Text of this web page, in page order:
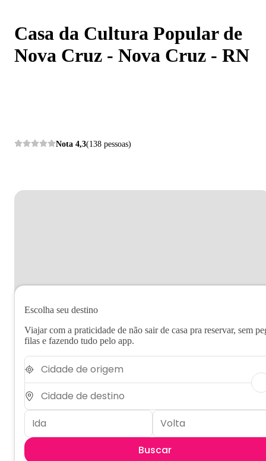
Casa da Cultura Popular de
Nova Cruz - Nova Cruz - RN
Nota 4,3(138 pessoas)
Escolha seu destino
Viajar com a praticidade de não sair de casa pra reservar, sem
filas e fazendo tudo pelo app.
Buscar